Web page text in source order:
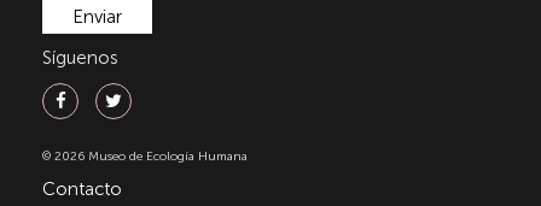
Síguenos
© 2026 Museo de Ecología Humana
Contacto